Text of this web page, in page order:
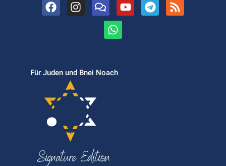
Für Juden und Bnei Noach